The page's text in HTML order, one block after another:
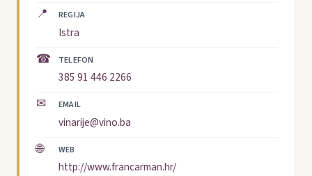
📍 REGIJA
Istra
☎ TELEFON
385 91 446 2266
✉ EMAIL
vinarije@vino.ba
🌐 WEB
http://www.francarman.hr/